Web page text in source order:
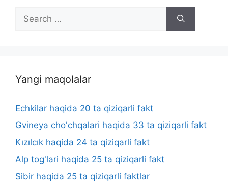
for:
Yangi maqolalar
Echkilar haqida 20 ta qiziqarli fakt
Gvineya cho'chqalari haqida 33 ta qiziqarli fakt
Kızılcık haqida 24 ta qiziqarli fakt
Alp tog'lari haqida 25 ta qiziqarli fakt
Sibir haqida 25 ta qiziqarli faktlar